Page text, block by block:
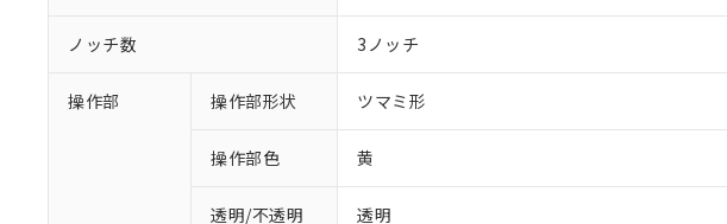
ノッチ数 3ノッチ
操作部 操作部形状 ツマミ形
操作部色 黄
透明/不透明 透明